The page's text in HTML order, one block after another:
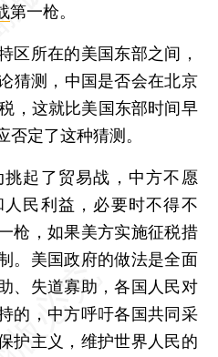
第一枪。
所在的美国东部之间，
猜测，中国是否会在北京
，这就比美国东部时间早
否定了这种猜测。
起了贸易战，中方不愿
民利益，必要时不得不
枪，如果美方实施征税措
。美国政府的做法是全面
、失道寡助，各国人民对
的，中方呼吁各国共同采
护主义，维护世界人民的